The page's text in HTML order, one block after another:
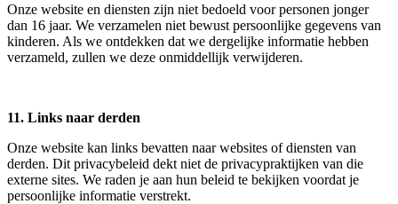
Onze website en diensten zijn niet bedoeld voor personen jonger
dan 16 jaar. We verzamelen niet bewust persoonlijke gegevens van
kinderen. Als we ontdekken dat we dergelijke informatie hebben
verzameld, zullen we deze onmiddellijk verwijderen.
11. Links naar derden
Onze website kan links bevatten naar websites of diensten van
derden. Dit privacybeleid dekt niet de privacypraktijken van die
externe sites. We raden je aan hun beleid te bekijken voordat je
persoonlijke informatie verstrekt.